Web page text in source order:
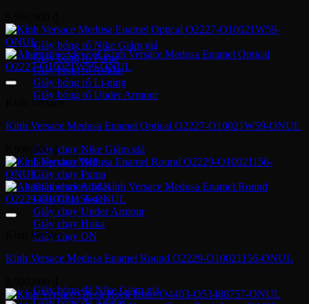
Giày bóng rổ Nike
Giày bóng rổ Puma
Giày bóng rổ Adidas
Giày bóng rổ Li-ning
Giày bóng rổ Under Armour
Giày Chạy
Giày chạy Nike
Giày chạy NB
Giày chạy Puma
Giày chạy Adidas
Giày Chạy Asics
Giày chạy Under Armour
Giày chạy Hoka
Giày chạy ON
Giày bóng đá
Giày bóng đá Nike
Kính Versace
Kính Versace Medusa Enamel Optical O2227-O10021W59-ONUL
8,900,000₫
Kính Versace
Kính Versace Medusa Enamel Round O2229-O10021156-ONUL